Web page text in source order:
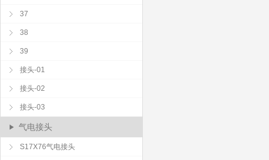
37
38
39
接头-01
接头-02
接头-03
气电接头
S17X76气电接头